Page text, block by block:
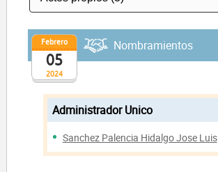
2024
Febrero
05
Nombramientos
Administrador Unico
Sanchez Palencia Hidalgo Jose Luis